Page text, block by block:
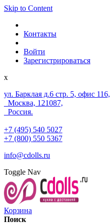
Skip to Content
Контакты
Войти
Зарегистрироваться
x
ул. Барклая д.6 стр. 5, офис 116,
Москва, 121087,
Россия.
+7 (495) 540 5027
+7 (800) 550 5367
info@cdolls.ru
Toggle Nav
Корзина
Поиск